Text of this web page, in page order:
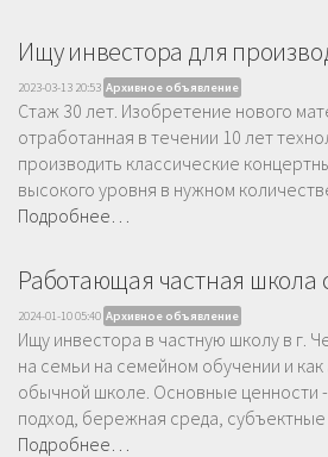
Ищу инвестора для
2023-03-13 20:53 Архивное объявление
Стаж 30 лет. Изобретение нового
отработанная в течении 10 лет
производить классические
высокого уровня в нужном
Подробнее…
Работающая частная школа
2024-01-10 05:40 Архивное объявление
Ищу инвестора в частную школу в г.
на семьи на семейном обучении и как
обычной школе. Основные ценности -
подход, бережная среда, субъектные
Подробнее…